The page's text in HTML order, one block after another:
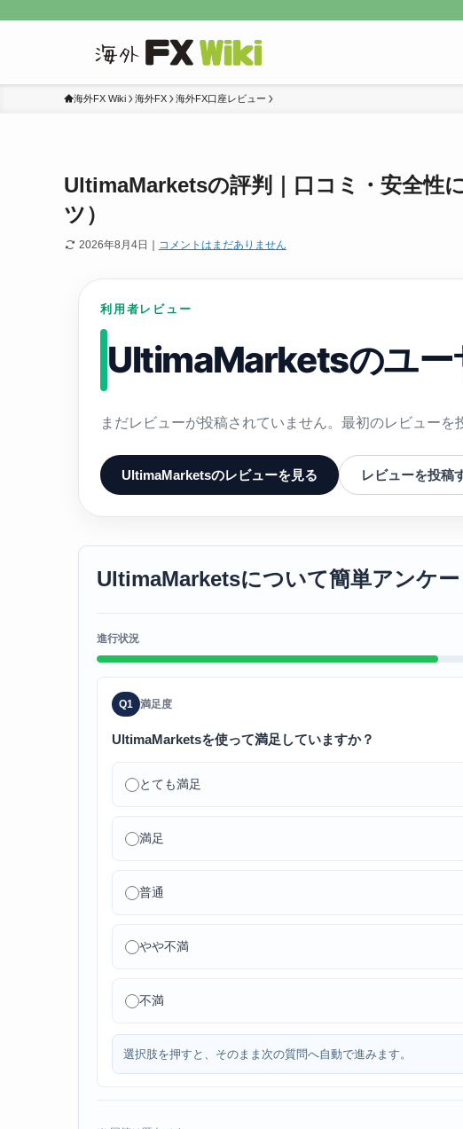
海外FX Wiki 海外FX 海外FX口座レビュー
UltimaMarketsの評判｜口コミ・安全性
ツ）
2026年8月4日 コメントはまだありません
利用者レビュー
UltimaMarketsのユー
まだレビューが投稿されていません。最初のレビューを
UltimaMarketsのレビューを見る レビューを投稿
UltimaMarketsについて簡単アンケー
進行状況
Q1 満足度
UltimaMarketsを使って満足していますか？
とても満足
満足
普通
やや不満
不満
選択肢を押すと、そのまま次の質問へ自動で進みます。